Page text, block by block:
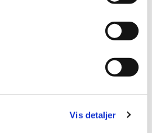
Vis detaljer
har vi to kirker: Johannes
ligger ved Folehaven.